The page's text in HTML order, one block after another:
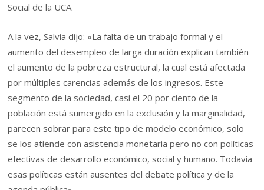
Social de la UCA.
A la vez, Salvia dijo: «La falta de un trabajo formal y el
aumento del desempleo de larga duración explican también
el aumento de la pobreza estructural, la cual está afectada
por múltiples carencias además de los ingresos. Este
segmento de la sociedad, casi el 20 por ciento de la
población está sumergido en la exclusión y la marginalidad,
parecen sobrar para este tipo de modelo económico, solo
se los atiende con asistencia monetaria pero no con políticas
efectivas de desarrollo económico, social y humano. Todavía
esas políticas están ausentes del debate política y de la